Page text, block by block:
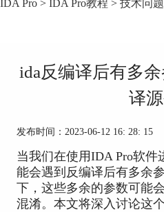
IDA Pro > IDA Pro教程 > 技术问题
ida反编译后有多
译
发布时间：2023-06-12 16: 28: 15
当我们在使用IDA Pro软件
能会遇到反编译后有多余
下，这些多余的参数可能
混淆。本文将深入讨论这